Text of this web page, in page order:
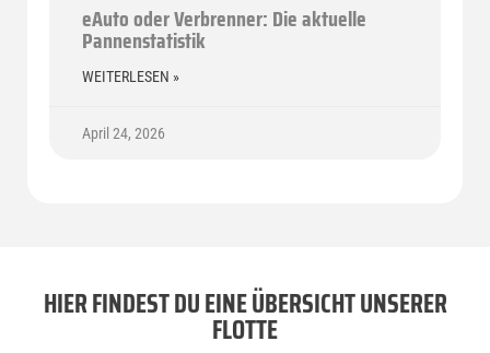
eAuto oder Verbrenner: Die aktuelle
Pannenstatistik
WEITERLESEN »
April 24, 2026
HIER FINDEST DU EINE ÜBERSICHT UNSERER
FLOTTE